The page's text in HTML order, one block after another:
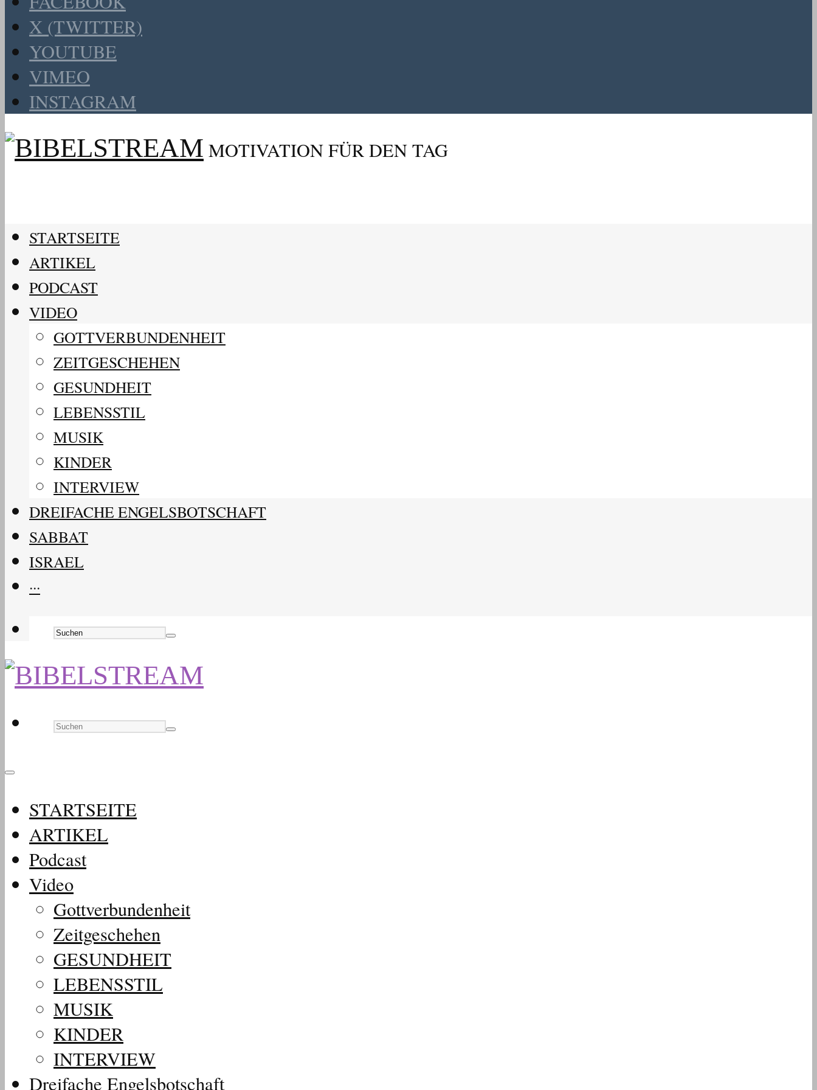
X (TWITTER)
YOUTUBE
VIMEO
INSTAGRAM
MOTIVATION FÜR DEN TAG
STARTSEITE
ARTIKEL
PODCAST
VIDEO
GOTTVERBUNDENHEIT
ZEITGESCHEHEN
GESUNDHEIT
LEBENSSTIL
MUSIK
KINDER
INTERVIEW
DREIFACHE ENGELSBOTSCHAFT
SABBAT
ISRAEL
···
STARTSEITE
ARTIKEL
Podcast
Video
Gottverbundenheit
Zeitgeschehen
GESUNDHEIT
LEBENSSTIL
MUSIK
KINDER
INTERVIEW
Dreifache Engelsbotschaft